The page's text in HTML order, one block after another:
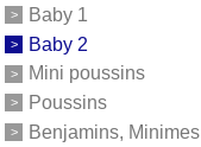
Baby 1
Baby 2
Mini poussins
Poussins
Benjamins, Minimes